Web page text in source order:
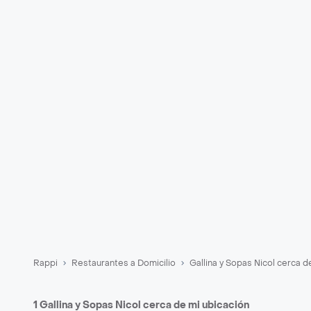
Rappi Restaurantes a Domicilio Gallina y Sopas Nicol cerca
1 Gallina y Sopas Nicol cerca de mi ubicación